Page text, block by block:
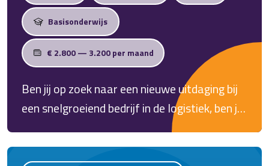
Basisonderwijs
€ 2.800 — 3.200 per maand
Ben jij op zoek naar een nieuwe uitdaging bij
een snelgroeiend bedrijf in de logistiek, ben je
een expert in precisie en houd je er van om in
de nacht te werken? Lees dan snel verder,